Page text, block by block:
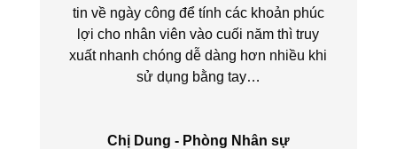
tin về ngày công để tính các khoản phúc
lợi cho nhân viên vào cuối năm thì truy
xuất nhanh chóng dễ dàng hơn nhiều khi
sử dụng bằng tay…
Chị Dung - Phòng Nhân sự